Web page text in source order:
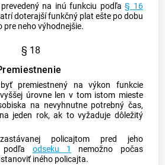
na inú funkciu podľa§ 16
doterajší funkčný plat ešte po dobu
pre neho výhodnejšie.
§ 18
premiestnený na výkon funkcie
úrovne len v tom istom mieste
na nevyhnutne potrebný čas,
jeden rok, ak to vyžaduje dôležitý
policajtom pred jeho
podľa odseku 1
nemožno počas
iného policajta.